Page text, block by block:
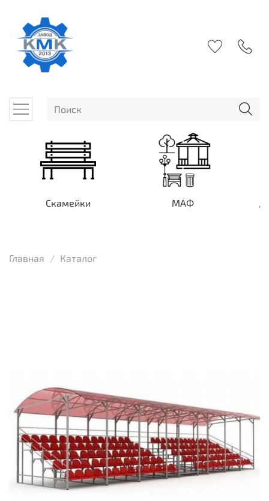
Скамейки МАФ
Главная Каталог